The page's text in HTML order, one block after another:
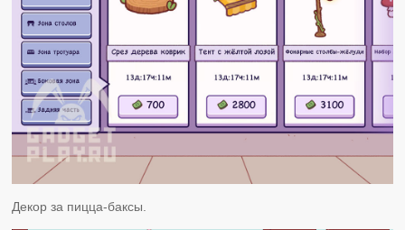
Декор за пицца-баксы.